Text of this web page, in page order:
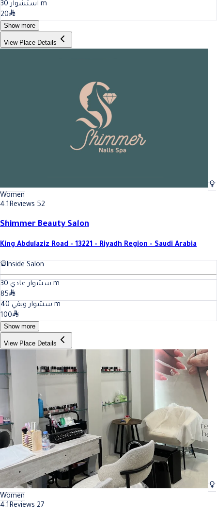
استشوار 30
m
20
Show more
View Place Details
Women
4.1Reviews 52
Shimmer Beauty Salon
King Abdulaziz Road - 13221 - Riyadh Region - Saudi Arabia
Inside Salon
سشوار عادي 30
m
85
سشوار ويفي 40
m
100
Show more
View Place Details
Women
4.1Reviews 27